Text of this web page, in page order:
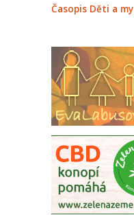
Časopis Děti a my